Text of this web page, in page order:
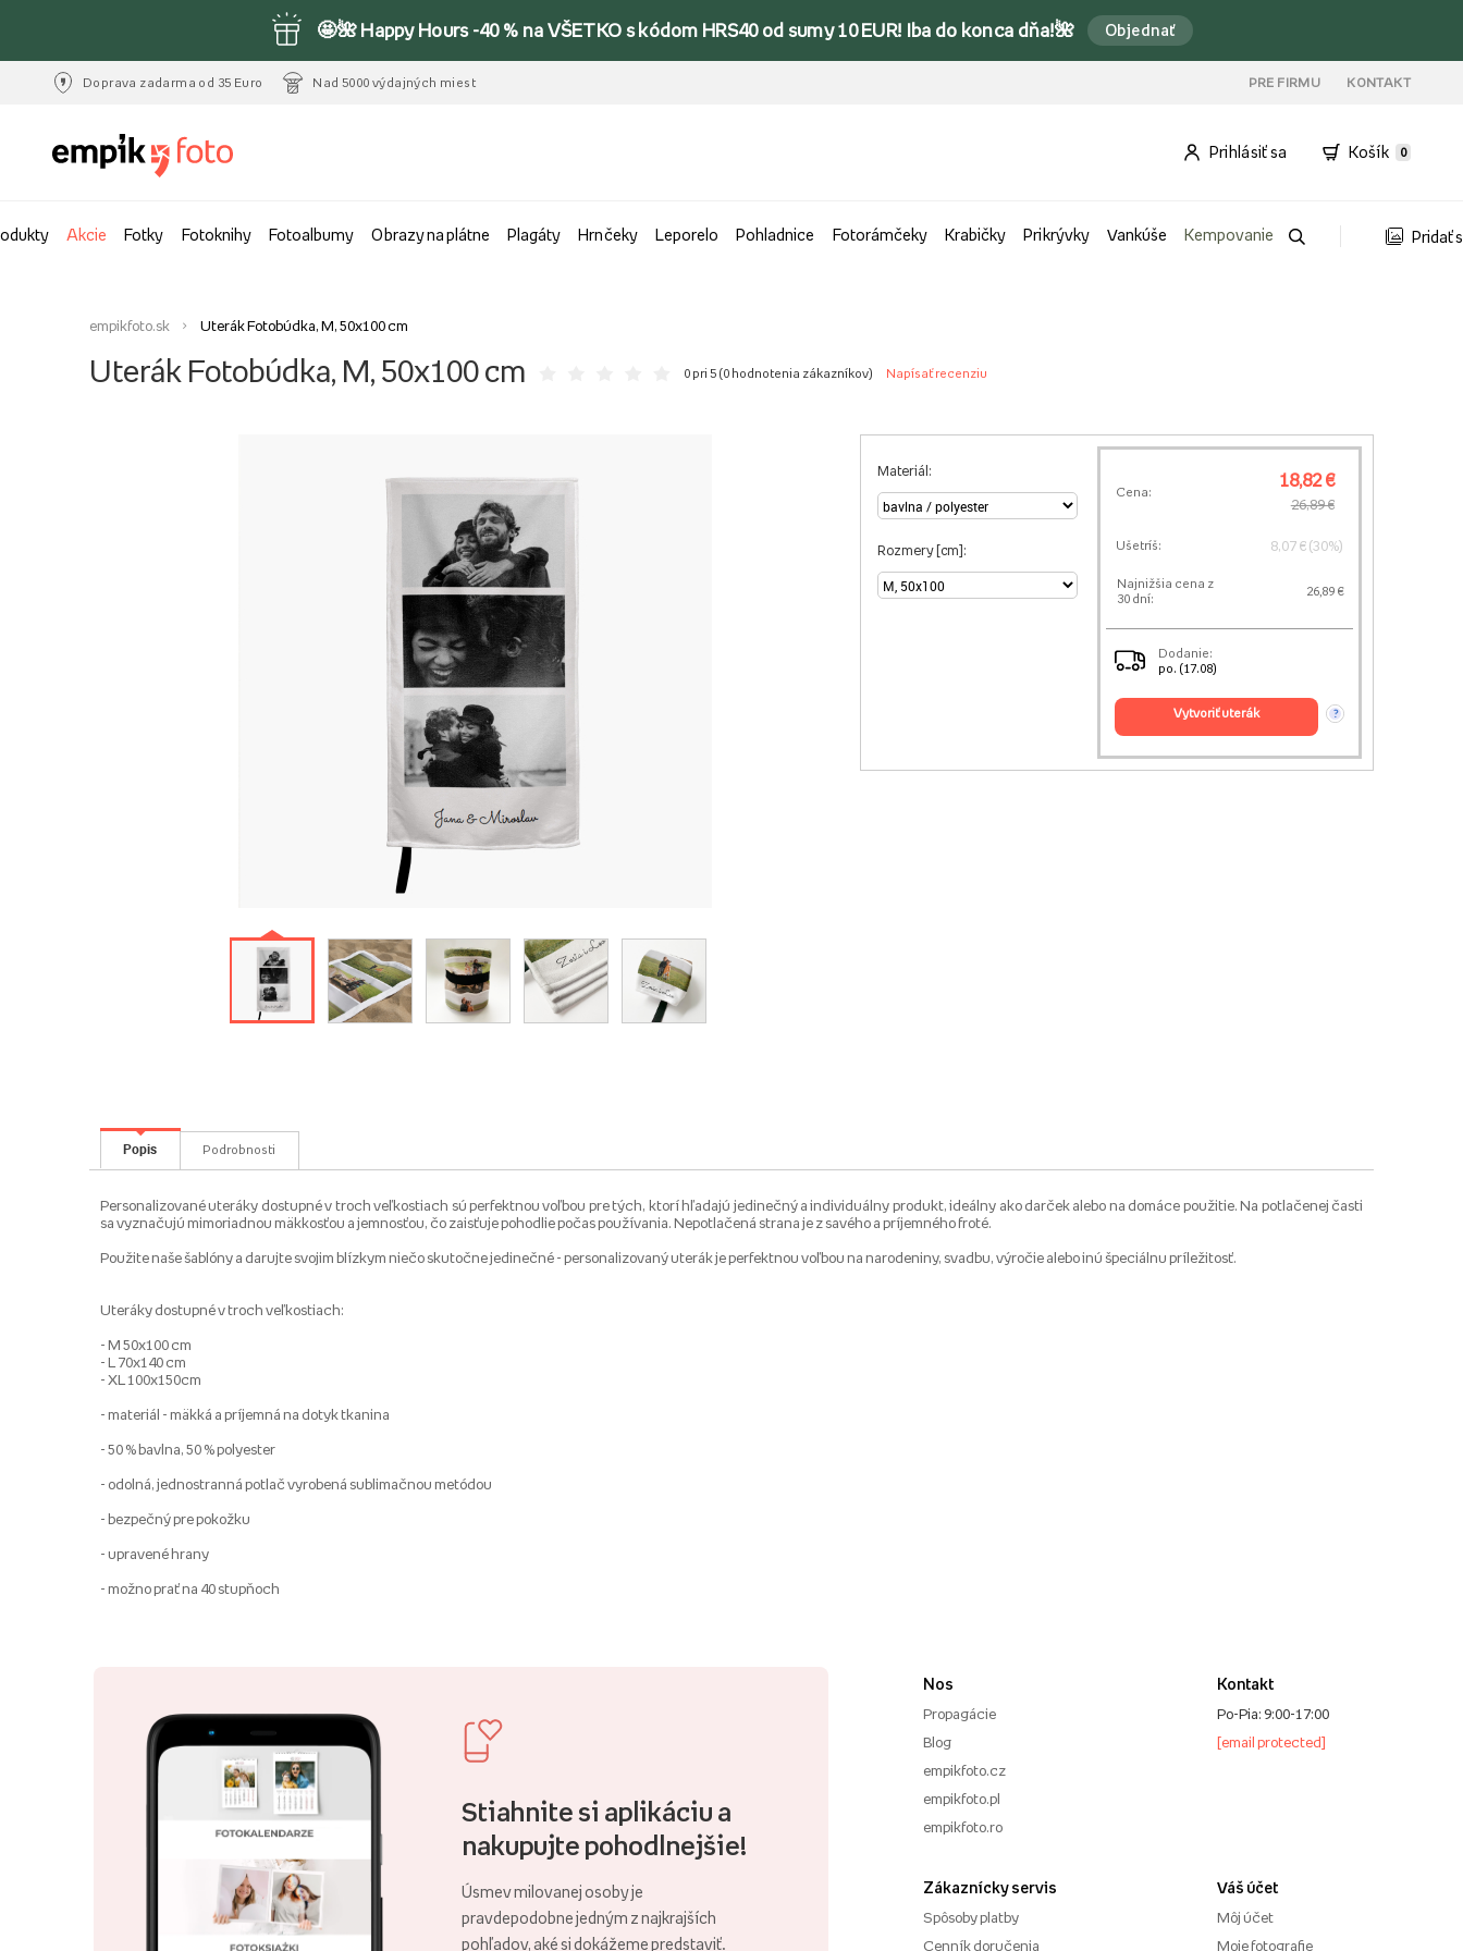
🤩🌺 Happy Hours -40 % na VŠETKO s kódom HRS40 od sumy 10 EUR! Iba do konca dňa!🌺 Objednať
Doprava zadarma od 35 Euro Nad 5000 výdajných miest PRE FIRMU KONTAKT
Prihlásiť sa Košík 0
Akcie Fotky Fotoknihy Fotoalbumy Obrazy na plátne Plagáty Hrnčeky Leporelo Pohladnice Fotorámčeky Krabičky Prikrývky Vankúše Kempovanie Pridať
empikfoto.sk Uterák Fotobúdka, M, 50x100 cm
Uterák Fotobúdka, M, 50x100 cm 0 pri 5 (0 hodnotenia zákazníkov) Napísať recenziu
Materiál:
Rozmery [cm]:
Cena:
18,82 €
26,89 €
Ušetríš: 8,07 € (30%)
Najnižšia cena z
30 dní:
26,89 €
Dodanie:
po. (17.08)
vytvoriť uterák ?
Popis Podrobnosti
Personalizované uteráky dostupné v troch veľkostiach sú perfektnou voľbou pre tých, ktorí hľadajú jedinečný a individuálny produkt, ideálny ako darček alebo na domáce použitie. Na potlačenej časti
sa vyznačujú mimoriadnou mäkkosťou a jemnosťou, čo zaisťuje pohodlie počas používania. Nepotlačená strana je z savého a príjemného froté.
Použite naše šablóny a darujte svojim blízkym niečo skutočne jedinečné - personalizovaný uterák je perfektnou voľbou na narodeniny, svadbu, výročie alebo inú špeciálnu príležitosť.
Uteráky dostupné v troch veľkostiach:
- M 50x100 cm
- L 70x140 cm
- XL 100x150cm
- materiál - mäkká a príjemná na dotyk tkanina
- 50 % bavlna, 50 % polyester
- odolná, jednostranná potlač vyrobená sublimačnou metódou
- bezpečný pre pokožku
- upravené hrany
- možno prať na 40 stupňoch
Stiahnite si aplikáciu a
nakupujte pohodlnejšie!
Úsmev milovanej osoby je
pravdepodobne jedným z najkrajších
pohľadov, aké si dokážeme predstaviť.
Nos
Propagácie
Blog
empikfoto.cz
empikfoto.pl
empikfoto.ro
Zákaznícky servis
Spôsoby platby
Cenník doručenia
Kontakt
Po-Pia: 9:00-17:00
[email protected]
Váš účet
Môj účet
Moje fotografie